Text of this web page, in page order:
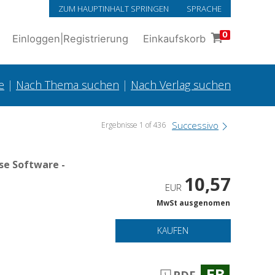
ZUM HAUPTINHALT SPRINGEN SPRACHE
Einloggen Registrierung Einkaufskorb 0
| Nach Thema suchen | Nach Verlag suchen
Ergebnisse 1 of 436 Successivo
Software -
EUR 10,57
MwSt ausgenomen
KAUFEN